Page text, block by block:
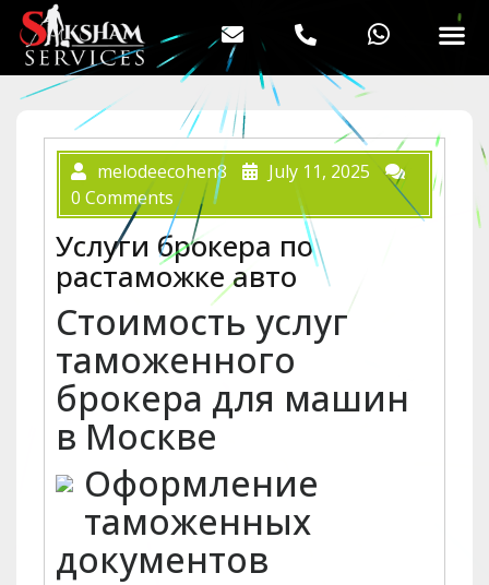
melodeecohen8
July 11, 2025
0 Comments
Услуги брокера по
растаможке авто
Стоимость услуг
таможенного
брокера для машин
в Москве
Оформление
таможенных
документов